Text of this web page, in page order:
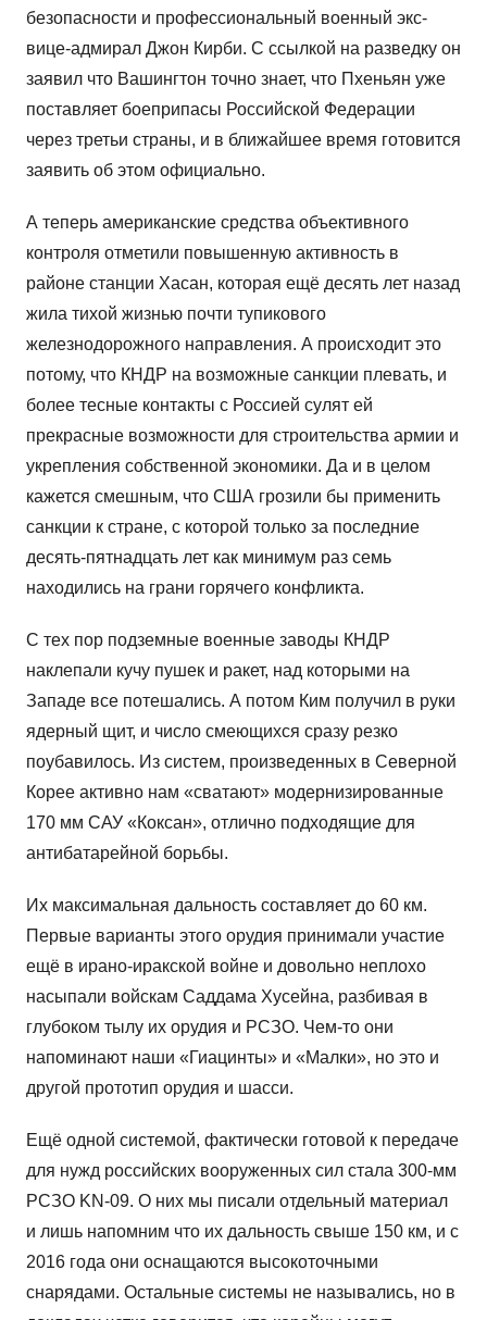
безопасности и профессиональный военный экс-
вице-адмирал Джон Кирби. С ссылкой на разведку он
заявил что Вашингтон точно знает, что Пхеньян уже
поставляет боеприпасы Российской Федерации
через третьи страны, и в ближайшее время готовится
заявить об этом официально.
А теперь американские средства объективного
контроля отметили повышенную активность в
районе станции Хасан, которая ещё десять лет назад
жила тихой жизнью почти тупикового
железнодорожного направления. А происходит это
потому, что КНДР на возможные санкции плевать, и
более тесные контакты с Россией сулят ей
прекрасные возможности для строительства армии и
укрепления собственной экономики. Да и в целом
кажется смешным, что США грозили бы применить
санкции к стране, с которой только за последние
десять-пятнадцать лет как минимум раз семь
находились на грани горячего конфликта.
С тех пор подземные военные заводы КНДР
наклепали кучу пушек и ракет, над которыми на
Западе все потешались. А потом Ким получил в руки
ядерный щит, и число смеющихся сразу резко
поубавилось. Из систем, произведенных в Северной
Корее активно нам «сватают» модернизированные
170 мм САУ «Коксан», отлично подходящие для
антибатарейной борьбы.
Их максимальная дальность составляет до 60 км.
Первые варианты этого орудия принимали участие
ещё в ирано-иракской войне и довольно неплохо
насыпали войскам Саддама Хусейна, разбивая в
глубоком тылу их орудия и РСЗО. Чем-то они
напоминают наши «Гиацинты» и «Малки», но это и
другой прототип орудия и шасси.
Ещё одной системой, фактически готовой к передаче
для нужд российских вооруженных сил стала 300-мм
РСЗО KN-09. О них мы писали отдельный материал
и лишь напомним что их дальность свыше 150 км, и с
2016 года они оснащаются высокоточными
снарядами. Остальные системы не назывались, но в